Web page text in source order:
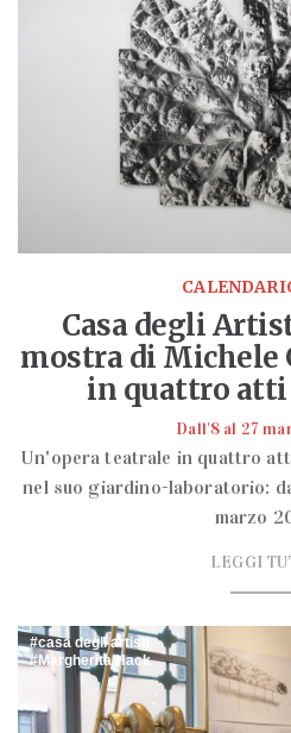
Casa degli
mostra di Michele
in quattro atti
Dall'8 al 27
Un'opera teatrale in quattro
nel suo giardino-laboratorio:
marzo
LEGGI
casa degli artisti
Margherita Hack